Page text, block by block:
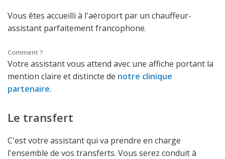
Vous êtes accueilli à l'aéroport par un chauffeur-
assistant parfaitement francophone.
Comment ?
Votre assistant vous attend avec une affiche portant la
mention claire et distincte de notre clinique
partenaire.
Le transfert
C'est votre assistant qui va prendre en charge
l'ensemble de vos transferts. Vous serez conduit à